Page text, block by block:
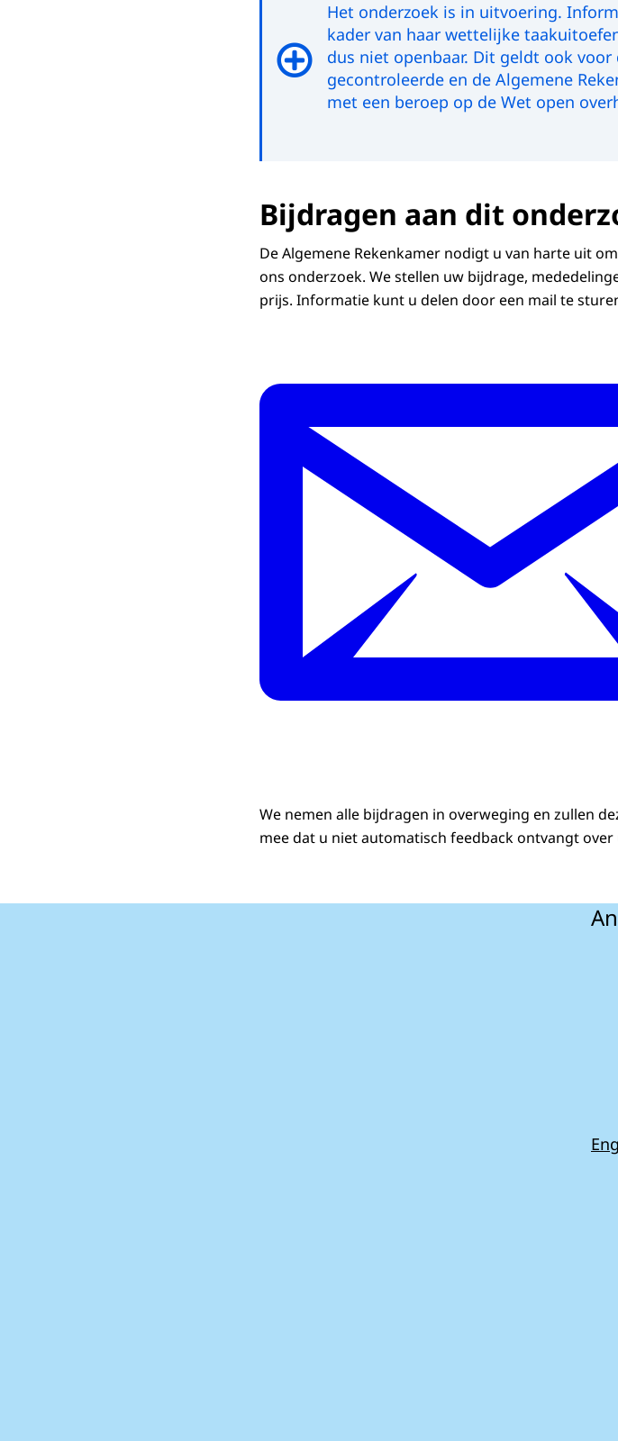
Het onderzoek is in uitvoering.
kader van haar wettelijke
dus niet openbaar. Dit geldt ook
gecontroleerde en de Algemene
met een beroep op de Wet open
Conceptrapport
Onderzoeksbevindingen
Bijdragen aan dit
De Algemene Rekenkamer nodigt u van harte uit
ons onderzoek. We stellen uw bijdrage,
prijs. Informatie kunt u delen door een mail te
We nemen alle bijdragen in overweging en zullen
mee dat u niet automatisch feedback ontvangt